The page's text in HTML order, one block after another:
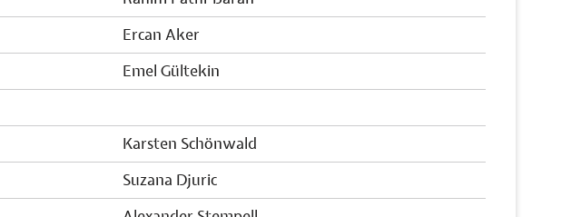
Ercan Aker
Emel Gültekin
Karsten Schönwald
Suzana Djuric